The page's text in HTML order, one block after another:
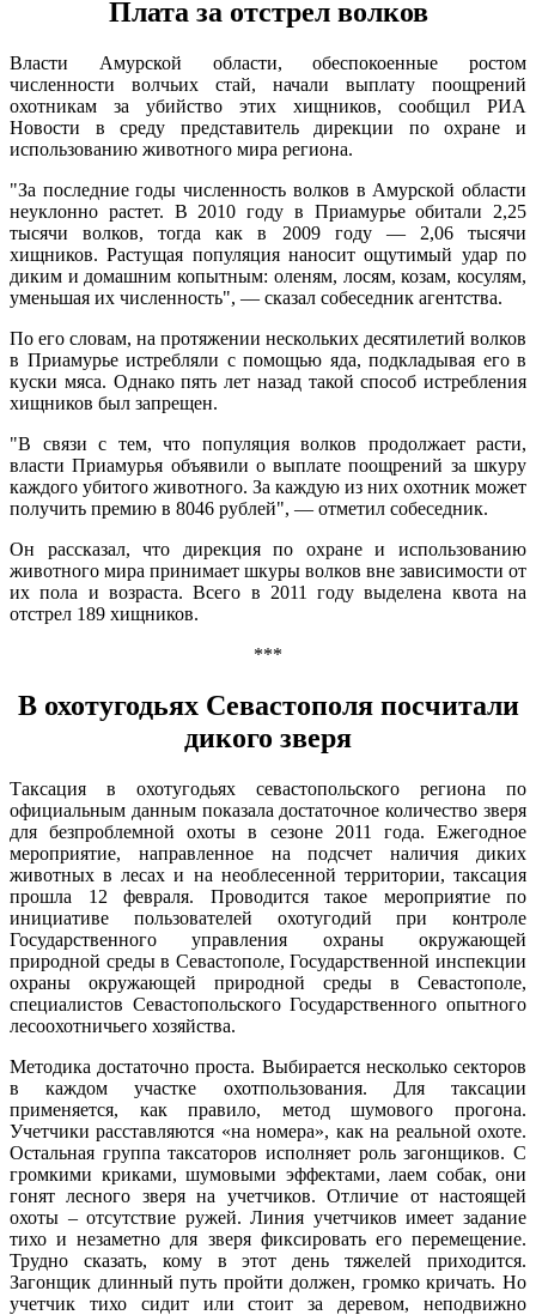
Плата за отстрел волков
Власти Амурской области, обеспокоенные ростом
численности волчьих стай, начали выплату поощрений
охотникам за убийство этих хищников, сообщил РИА
Новости в среду представитель дирекции по охране и
использованию животного мира региона.
"За последние годы численность волков в Амурской области
неуклонно растет. В 2010 году в Приамурье обитали 2,25
тысячи волков, тогда как в 2009 году — 2,06 тысячи
хищников. Растущая популяция наносит ощутимый удар по
диким и домашним копытным: оленям, лосям, козам, косулям,
уменьшая их численность", — сказал собеседник агентства.
По его словам, на протяжении нескольких десятилетий волков
в Приамурье истребляли с помощью яда, подкладывая его в
куски мяса. Однако пять лет назад такой способ истребления
хищников был запрещен.
"В связи с тем, что популяция волков продолжает расти,
власти Приамурья объявили о выплате поощрений за шкуру
каждого убитого животного. За каждую из них охотник может
получить премию в 8046 рублей", — отметил собеседник.
Он рассказал, что дирекция по охране и использованию
животного мира принимает шкуры волков вне зависимости от
их пола и возраста. Всего в 2011 году выделена квота на
отстрел 189 хищников.
***
В охотугодьях Севастополя посчитали
дикого зверя
Таксация в охотугодьях севастопольского региона по
официальным данным показала достаточное количество зверя
для безпроблемной охоты в сезоне 2011 года. Ежегодное
мероприятие, направленное на подсчет наличия диких
животных в лесах и на необлесенной территории, таксация
прошла 12 февраля. Проводится такое мероприятие по
инициативе пользователей охотугодий при контроле
Государственного управления охраны окружающей
природной среды в Севастополе, Государственной инспекции
охраны окружающей природной среды в Севастополе,
специалистов Севастопольского Государственного опытного
лесоохотничьего хозяйства.
Методика достаточно проста. Выбирается несколько секторов
в каждом участке охотпользования. Для таксации
применяется, как правило, метод шумового прогона.
Учетчики расставляются «на номера», как на реальной охоте.
Остальная группа таксаторов исполняет роль загонщиков. С
громкими криками, шумовыми эффектами, лаем собак, они
гонят лесного зверя на учетчиков. Отличие от настоящей
охоты – отсутствие ружей. Линия учетчиков имеет задание
тихо и незаметно для зверя фиксировать его перемещение.
Трудно сказать, кому в этот день тяжелей приходится.
Загонщик длинный путь пройти должен, громко кричать. Но
учетчик тихо сидит или стоит за деревом, неподвижно